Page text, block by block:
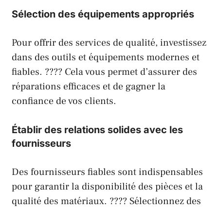
Sélection des équipements appropriés
Pour offrir des services de qualité, investissez
dans des outils et équipements modernes et
fiables. ????️ Cela vous permet d’assurer des
réparations efficaces et de gagner la
confiance de vos clients.
Établir des relations solides avec les
fournisseurs
Des fournisseurs fiables sont indispensables
pour garantir la disponibilité des pièces et la
qualité des matériaux. ???? Sélectionnez des